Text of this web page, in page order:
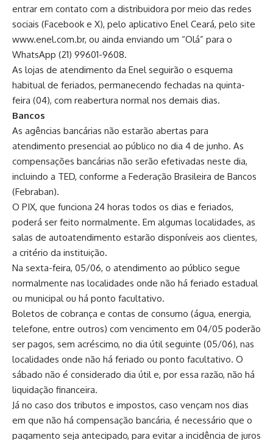
entrar em contato com a distribuidora por meio das redes
sociais (Facebook e X), pelo aplicativo Enel Ceará, pelo site
www.enel.com.br, ou ainda enviando um “Olá” para o
WhatsApp (21) 99601-9608.
As lojas de atendimento da Enel seguirão o esquema
habitual de feriados, permanecendo fechadas na quinta-
feira (04), com reabertura normal nos demais dias.
Bancos
As agências bancárias não estarão abertas para
atendimento presencial ao público no dia 4 de junho. As
compensações bancárias não serão efetivadas neste dia,
incluindo a TED, conforme a Federação Brasileira de Bancos
(Febraban).
O PIX, que funciona 24 horas todos os dias e feriados,
poderá ser feito normalmente. Em algumas localidades, as
salas de autoatendimento estarão disponíveis aos clientes,
a critério da instituição.
Na sexta-feira, 05/06, o atendimento ao público segue
normalmente nas localidades onde não há feriado estadual
ou municipal ou há ponto facultativo.
Boletos de cobrança e contas de consumo (água, energia,
telefone, entre outros) com vencimento em 04/05 poderão
ser pagos, sem acréscimo, no dia útil seguinte (05/06), nas
localidades onde não há feriado ou ponto facultativo. O
sábado não é considerado dia útil e, por essa razão, não há
liquidação financeira.
Já no caso dos tributos e impostos, caso vençam nos dias
em que não há compensação bancária, é necessário que o
pagamento seja antecipado, para evitar a incidência de juros